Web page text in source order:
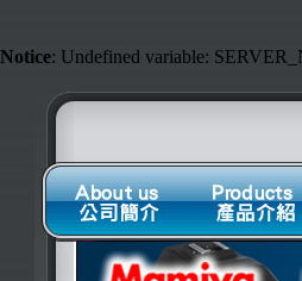
Notice: Undefined variable: